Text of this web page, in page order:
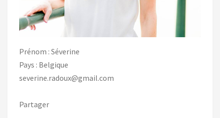
Prénom : Séverine
Pays : Belgique
severine.radoux@gmail.com
Partager